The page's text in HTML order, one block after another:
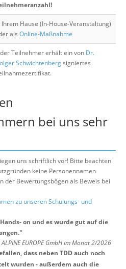
Ihrem Hause (In-House-Veranstaltung)
als Online-Maßnahme
Teilnehmer erhält ein von Dr.
Schwichtenbergsigniertes
bei uns sehr
uns schriftlich vor! Bitte beachten
keine Personennamen
der Bewertungsbögen als Beweis bei
zu unseren Schulungs- und
on und es wurde gut auf die
"
EUROPE GmbH im Monat 2/2026
dass neben TDD auch noch
wurden - außerdem auch die